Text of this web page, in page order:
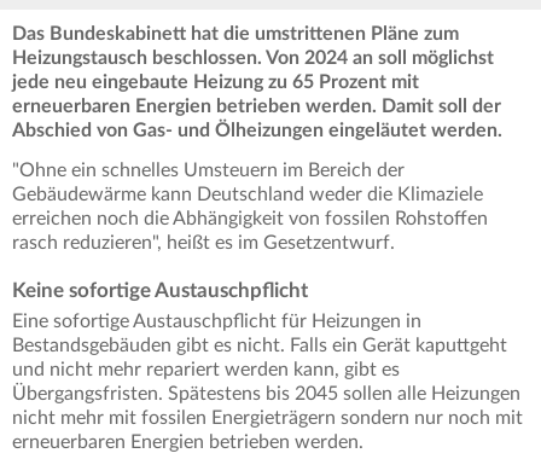
Das Bundeskabinett hat die umstrittenen Pläne zum
Heizungstausch beschlossen. Von 2024 an soll möglichst
jede neu eingebaute Heizung zu 65 Prozent mit
erneuerbaren Energien betrieben werden. Damit soll der
Abschied von Gas- und Ölheizungen eingeläutet werden.
"Ohne ein schnelles Umsteuern im Bereich der
Gebäudewärme kann Deutschland weder die Klimaziele
erreichen noch die Abhängigkeit von fossilen Rohstoffen
rasch reduzieren", heißt es im Gesetzentwurf.
Keine sofortige Austauschpflicht
Eine sofortige Austauschpflicht für Heizungen in
Bestandsgebäuden gibt es nicht. Falls ein Gerät kaputtgeht
und nicht mehr repariert werden kann, gibt es
Übergangsfristen. Spätestens bis 2045 sollen alle Heizungen
nicht mehr mit fossilen Energieträgern sondern nur noch mit
erneuerbaren Energien betrieben werden.